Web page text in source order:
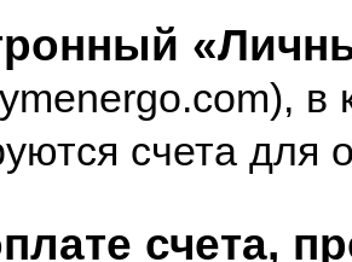
), в
счета для
счета,